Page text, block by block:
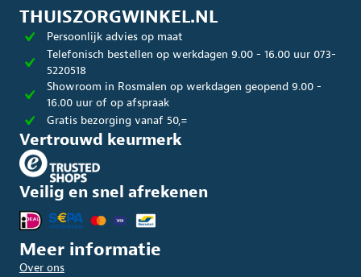
THUISZORGWINKEL.NL
Persoonlijk advies op maat
Telefonisch bestellen op werkdagen 9.00 - 16.00 uur 073-
5220518
Showroom in Rosmalen op werkdagen geopend 9.00 -
16.00 uur of op afspraak
Gratis bezorging vanaf 50,=
Vertrouwd keurmerk
Veilig en snel afrekenen
Meer informatie
Over ons